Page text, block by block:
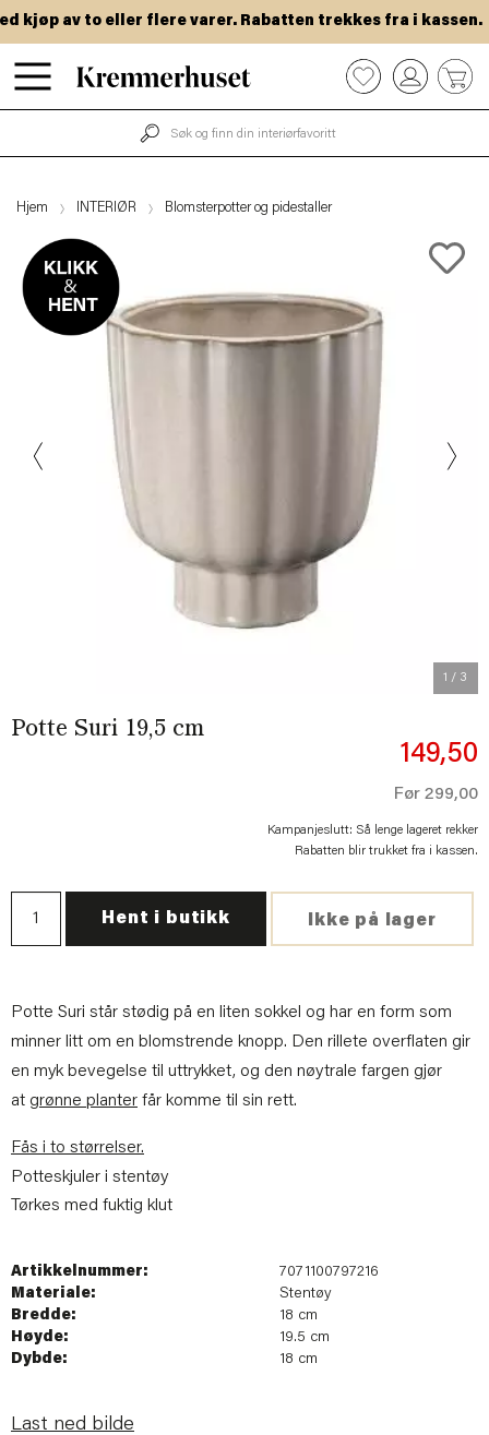
Hopp
til
kjøp av to eller flere varer. Rabatten trekkes fra i kassen.
0
Hjem INTERIØR Blomsterpotter og pidestaller
1 / 3
Potte Suri 19,5 cm
149,50
Før 299,00
Kampanjeslutt: Så lenge lageret rekker
Rabatten blir trukket fra i kassen.
Ikke på lager
Hent i butikk
Potte Suri står stødig på en liten sokkel og har en form som
minner litt om en blomstrende knopp. Den rillete overflaten gir
en myk bevegelse til uttrykket, og den nøytrale fargen gjør
at grønne planter får komme til sin rett.
Fås i to størrelser.
Potteskjuler i stentøy
Tørkes med fuktig klut
Artikkelnummer:
7071100797216
Materiale:
Stentøy
Bredde:
18 cm
Høyde:
19.5 cm
Dybde:
18 cm
Last ned bilde